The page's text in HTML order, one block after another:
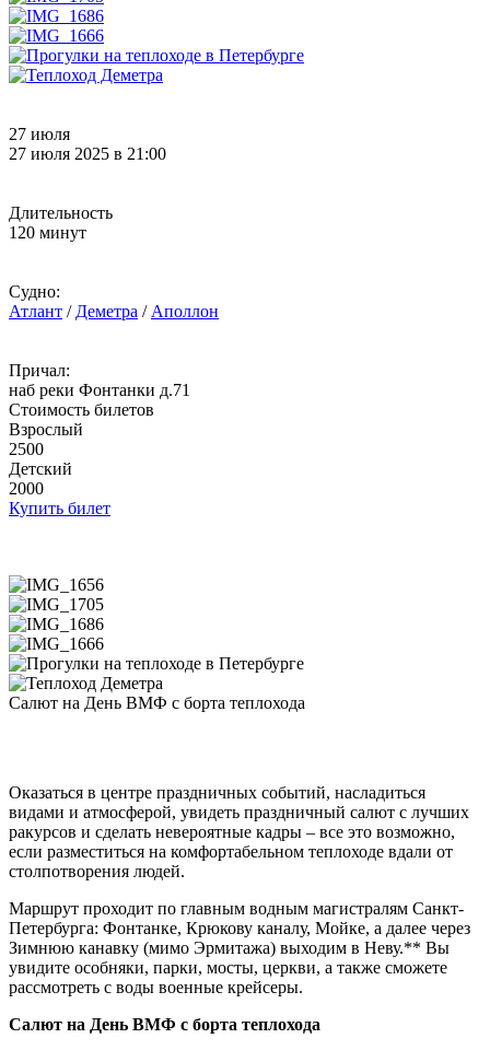
27 июля
27 июля 2025 в 21:00
Длительность
120 минут
Судно:
Атлант / Деметра / Аполлон
Причал:
наб реки Фонтанки д.71
Стоимость билетов
Взрослый
2500
Детский
2000
Купить билет
Салют на День ВМФ с борта теплохода
Оказаться в центре праздничных событий, насладиться
видами и атмосферой, увидеть праздничный салют с лучших
ракурсов и сделать невероятные кадры – все это возможно,
если разместиться на комфортабельном теплоходе вдали от
столпотворения людей.
Маршрут проходит по главным водным магистралям Санкт-
Петербурга: Фонтанке, Крюкову каналу, Мойке, а далее через
Зимнюю канавку (мимо Эрмитажа) выходим в Неву.** Вы
увидите особняки, парки, мосты, церкви, а также сможете
рассмотреть с воды военные крейсеры.
Салют на День ВМФ с борта теплохода